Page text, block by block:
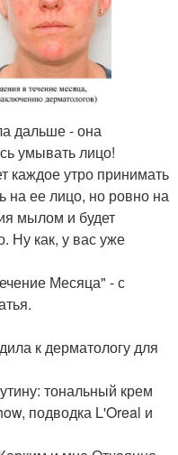
дальше - она
умывать лицо!
каждое утро принимать
на ее лицо, но ровно на
мылом и будет
Ну как, у вас уже
Месяца" - с
к дерматологу для
тональный крем
подводка L'Oreal и